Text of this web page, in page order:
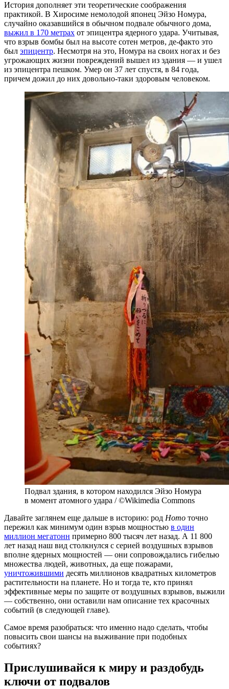
История дополняет эти теоретические соображения
практикой. В Хиросиме немолодой японец Эйзо Номура,
случайно оказавшийся в обычном подвале обычного дома,
выжил в 170 метрах от эпицентра ядерного удара. Учитывая,
что взрыв бомбы был на высоте сотен метров, де-факто это
был эпицентр. Несмотря на это, Номура на своих ногах и без
угрожающих жизни повреждений вышел из здания — и ушел
из эпицентра пешком. Умер он 37 лет спустя, в 84 года,
причем дожил до них довольно-таки здоровым человеком.
Подвал здания, в котором находился Эйзо Номура
в момент атомного удара / ©Wikimedia Commons
Давайте заглянем еще дальше в историю: род Homo точно
пережил как минимум один взрыв мощностью в один
миллион мегатонн примерно 800 тысяч лет назад. А 11 800
лет назад наш вид столкнулся с серией воздушных взрывов
вполне ядерных мощностей — они сопровождались гибелью
множества людей, животных, да еще пожарами,
уничтожившими десять миллионов квадратных километров
растительности на планете. Но и тогда те, кто принял
эффективные меры по защите от воздушных взрывов, выжили
— собственно, они оставили нам описание тех красочных
событий (в следующей главе).
Самое время разобраться: что именно надо сделать, чтобы
повысить свои шансы на выживание при подобных
событиях?
Прислушивайся к миру и раздобудь
ключи от подвалов